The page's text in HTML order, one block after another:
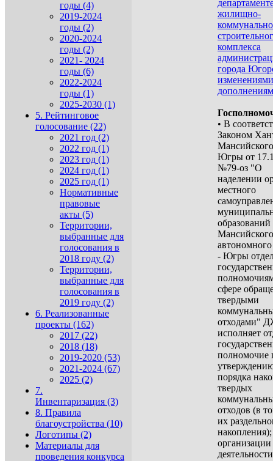
годы (4)
2019-2024
годы (2)
2020-2024
годы (2)
2021- 2024
годы (6)
2022-2024
годы (1)
2025-2030 (1)
5. Рейтинговое
голосование (22)
2021 год (2)
2022 год (1)
2023 год (1)
2024 год (1)
2025 год (1)
Нормативные
правовые
акты (5)
Территории,
выбранные для
голосования в
2018 году (2)
Территории,
выбранные для
голосования в
2019 году (2)
6. Реализованные
проекты (162)
2017 (22)
2018 (18)
2019-2020 (53)
2021-2024 (67)
2025 (2)
7.
Инвентаризация (3)
8. Правила
благоустройства (10)
Логотипы (2)
Материалы для
проведения конкурса
жилищно-
комплекса
города
• В
Законом
Югры от
№79-оз "О
наделении
местного
Мансийского
- Югры
сфере
твердыми
отходами"
исполняет
полномочие
порядка
твердых
отходов (в
их
организации